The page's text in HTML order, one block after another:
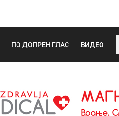
ПО ДОПРЕН ГЛАС ВИДЕО